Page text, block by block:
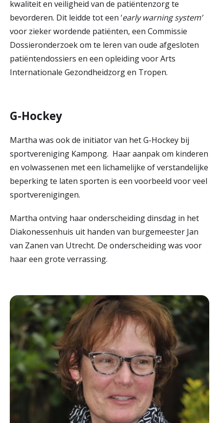
kwaliteit en veiligheid van de patiëntenzorg te
bevorderen. Dit leidde tot een ‘early warning system’
voor zieker wordende patiënten, een Commissie
Dossieronderzoek om te leren van oude afgesloten
patiëntendossiers en een opleiding voor Arts
Internationale Gezondheidzorg en Tropen.
G-Hockey
Martha was ook de initiator van het G-Hockey bij
sportvereniging Kampong. Haar aanpak om kinderen
en volwassenen met een lichamelijke of verstandelijke
beperking te laten sporten is een voorbeeld voor veel
sportverenigingen.
Martha ontving haar onderscheiding dinsdag in het
Diakonessenhuis uit handen van burgemeester Jan
van Zanen van Utrecht. De onderscheiding was voor
haar een grote verrassing.